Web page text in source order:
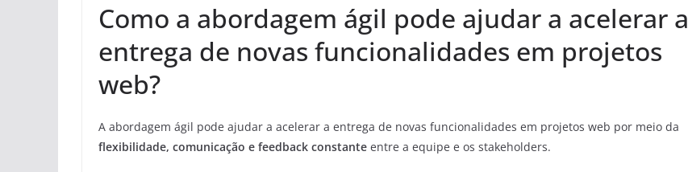
Como a abordagem ágil pode ajudar a acelerar a
entrega de novas funcionalidades em projetos
web?
A abordagem ágil pode ajudar a acelerar a entrega de novas funcionalidades em projetos web por meio da
flexibilidade, comunicação e feedback constante entre a equipe e os stakeholders.